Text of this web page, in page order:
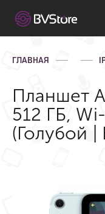
ГЛАВНАЯ
Планшет
512 ГБ,
(Голубой |